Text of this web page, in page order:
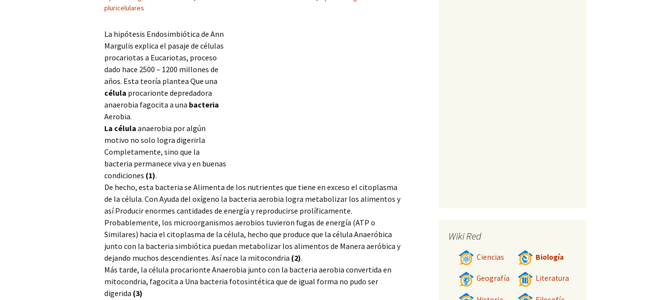
pluricelulares
La hipótesis Endosimbiótica de Ann
Margulis explica el pasaje de células
procariotas a Eucariotas, proceso
dado hace 2500 – 1200 millones de
años. Esta teoría plantea Que una
célula procarionte depredadora
anaerobia fagocita a una bacteria
Aerobia.
La célula anaerobia por algún
motivo no solo logra digerirla
Completamente, sino que la
bacteria permanece viva y en buenas
condiciones (1).
De hecho, esta bacteria se Alimenta de los nutrientes que tiene en exceso el citoplasma
de la célula. Con Ayuda del oxígeno la bacteria aerobia logra metabolizar los alimentos y
así Producir enormes cantidades de energía y reproducirse prolíficamente.
Probablemente, los microorganismos aerobios tuvieron fugas de energía (ATP o
Similares) hacia el citoplasma de la célula, hecho que produce que la célula Anaeróbica
junto con la bacteria simbiótica puedan metabolizar los alimentos de Manera aeróbica y
dejando muchos descendientes. Así nace la mitocondria (2).
Más tarde, la célula procarionte Anaerobia junto con la bacteria aerobia convertida en
mitocondria, fagocita a Una bacteria fotosintética que de igual forma no pudo ser
digerida (3)
Wiki Red
Ciencias Biología
Geografía Literatura